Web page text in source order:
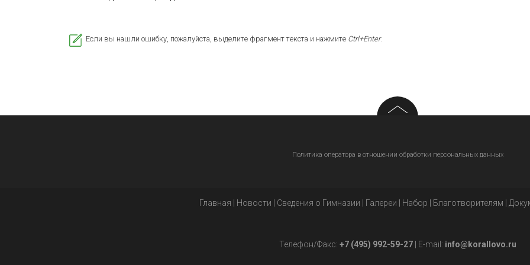
Если вы нашли ошибку, пожалуйста, выделите фрагмент текста и нажмите Ctrl+Enter.
Политика оператора в отношении обработки персональных данных
Главная Новости Сведения о Гимназии Галереи Набор Благотворителям
Телефон/Факс: +7 (495) 992-59-27| E-mail: info@korallovo.ru